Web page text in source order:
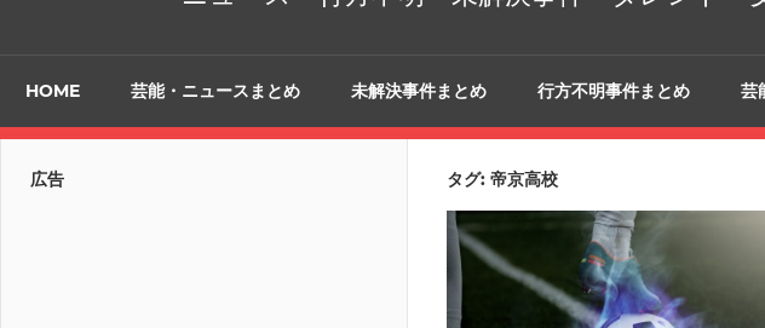
HOME 芸能・ニュースまとめ 未解決事件まとめ 行方不明事件まとめ 芸
タグ: 帝京高校
広告